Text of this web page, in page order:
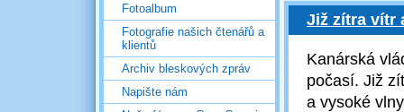
Fotoalbum
Fotografie našich čtenářů a
klientů
Archiv bleskových zpráv
Napište nám
Již zítra vítr
Kanárská
počasí. Již
a vysoké